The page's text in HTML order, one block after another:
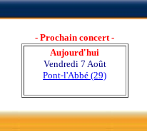
- Prochain concert -
Aujourd'hui
Vendredi 7 Août
Pont-l'Abbé (29)